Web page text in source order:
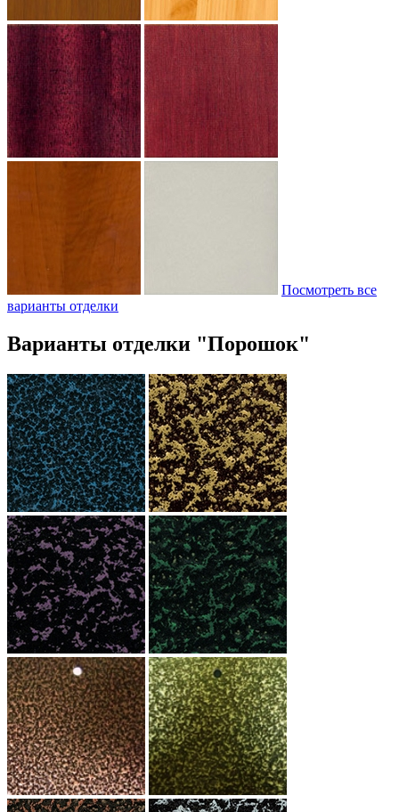
Посмотреть все
варианты отделки
Варианты отделки "Порошок"